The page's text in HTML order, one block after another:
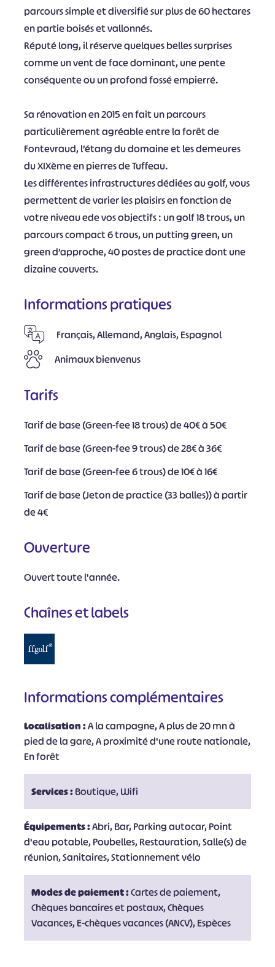
parcours simple et diversifié sur plus de 60 hectares
en partie boisés et vallonnés.
Réputé long, il réserve quelques belles surprises
comme un vent de face dominant, une pente
conséquente ou un profond fossé empierré.
Sa rénovation en 2015 en fait un parcours
particulièrement agréable entre la forêt de
Fontevraud, l’étang du domaine et les demeures
du XIXème en pierres de Tuffeau.
Les différentes infrastructures dédiées au golf, vous
permettent de varier les plaisirs en fonction de
votre niveau ede vos objectifs : un golf 18 trous, un
parcours compact 6 trous, un putting green, un
green d’approche, 40 postes de practice dont une
dizaine couverts.
Informations pratiques
Français, Allemand, Anglais, Espagnol
Animaux bienvenus
Tarifs
Tarif de base (Green-fee 18 trous) de 40€ à 50€
Tarif de base (Green-fee 9 trous) de 28€ à 36€
Tarif de base (Green-fee 6 trous) de 10€ à 16€
Tarif de base (Jeton de practice (33 balles)) à partir
de 4€
Ouverture
Ouvert toute l'année.
Chaînes et labels
Informations complémentaires
Localisation :A la campagne, A plus de 20 mn à
pied de la gare, A proximité d'une route nationale,
En forêt
Services :Boutique, Wifi
Équipements :Abri, Bar, Parking autocar, Point
d'eau potable, Poubelles, Restauration, Salle(s) de
réunion, Sanitaires, Stationnement vélo
Modes de paiement :Cartes de paiement,
Chèques bancaires et postaux, Chèques
Vacances, E-chèques vacances (ANCV), Espèces